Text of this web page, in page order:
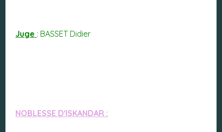
Juge : BASSET Didier
NOBLESSE D'ISKANDAR :